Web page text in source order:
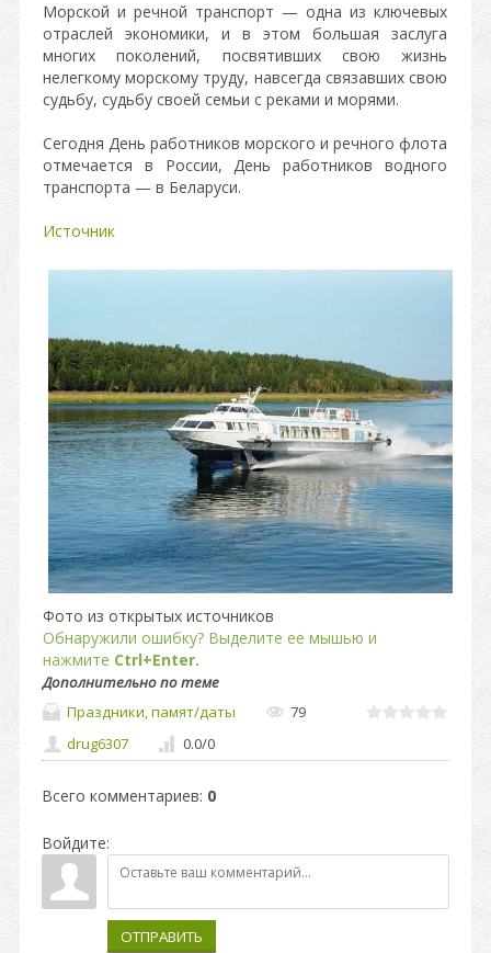
Морской и речной транспорт — одна из ключевых
отраслей экономики, и в этом большая заслуга
многих поколений, посвятивших свою жизнь
нелегкому морскому труду, навсегда связавших свою
судьбу, судьбу своей семьи с реками и морями.
Сегодня День работников морского и речного флота
отмечается в России, День работников водного
транспорта — в Беларуси.
Источник
Фото из открытых источников
Обнаружили ошибку? Выделите ее мышью и
нажмите Ctrl+Enter.
Дополнительно по теме
Праздники, памят/даты
79
drug6307
0.0/0
Всего комментариев: 0
Войдите:
ОТПРАВИТЬ